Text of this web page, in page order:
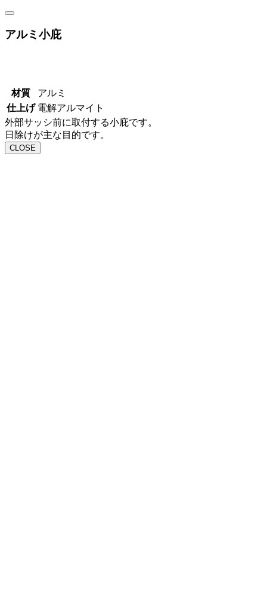
アルミ小庇
材質
アルミ
仕上げ 電解アルマイト
外部サッシ前に取付する小庇です。
日除けが主な目的です。
CLOSE